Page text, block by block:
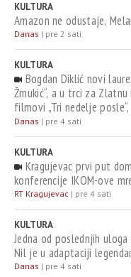
KULTURA
Amazon ne odustaje,
Danas | pre 2 sati
KULTURA
Bogdan Diklić novi
Žmukić“, a u trci za
filmovi „Tri nedelje posle“,
„Pukotina u ledu“:
Festivala Herceg Novi
Danas | pre 4 sati
KULTURA
Kragujevac prvi put
konferencije IKOM-ove
RT Kragujevac | pre 4 sati
KULTURA
Jedna od poslednjih
Nil je u adaptaciji
Danas | pre 4 sati
još
Drama
Point“